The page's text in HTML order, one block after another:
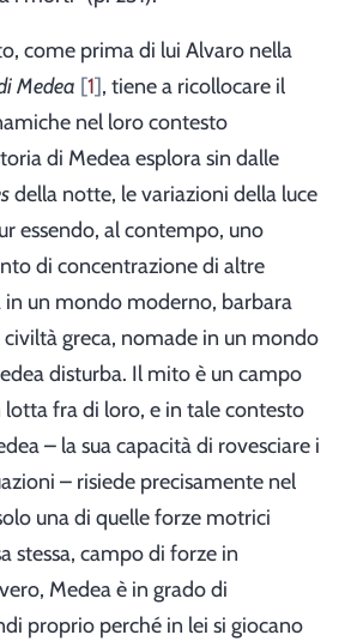
come prima di lui Alvaro nella
Medea 1 , tiene a ricollocare il
nel loro contesto
di Medea esplora sin dalle
della notte, le variazioni della luce
essendo, al contempo, uno
di concentrazione di altre
in un mondo moderno, barbara
greca, nomade in un mondo
disturba. Il mito è un campo
fra di loro, e in tale contesto
– la sua capacità di rovesciare i
– risiede precisamente nel
una di quelle forze motrici
stessa, campo di forze in
Medea è in grado di
proprio perché in lei si giocano